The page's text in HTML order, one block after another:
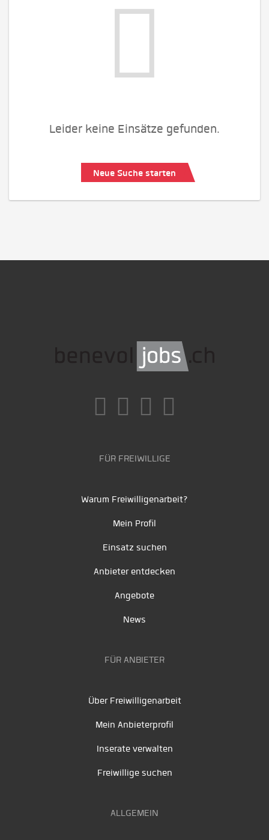
Leider keine Einsätze gefunden.
Neue Suche starten
FÜR FREIWILLIGE
Warum Freiwilligenarbeit?
Mein Profil
Einsatz suchen
Anbieter entdecken
Angebote
News
FÜR ANBIETER
Über Freiwilligenarbeit
Mein Anbieterprofil
Inserate verwalten
Freiwillige suchen
ALLGEMEIN